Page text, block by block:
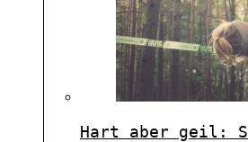
Hart aber geil: